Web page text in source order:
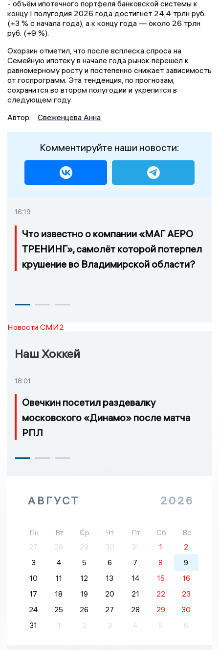
- объём ипотечного портфеля банковской системы к
концу I полугодия 2026 года достигнет 24,4 трлн руб.
(+3 % с начала года), а к концу года — около 26 трлн
руб. (+9 %).
Охорзин отметил, что после всплеска спроса на
Семейную ипотеку в начале года рынок перешёл к
равномерному росту и постепенно снижает зависимость
от госпрограмм. Эта тенденция, по прогнозам,
сохранится во втором полугодии и укрепится в
следующем году.
Автор:
Свеженцева Анна
Комментируйте наши новости:
16:19
Что известно о компании «МАГ АЕРО
ТРЕНИНГ», самолёт которой потерпел
крушение во Владимирской области?
Новости СМИ2
Наш Хоккей
18:01
Овечкин посетил раздевалку
московского «Динамо» после матча
РПЛ
АВГУСТ 2026
Пн Вт Ср Чт Пт Сб
Вс
27
28 29 30 31 1
2
3
4 5 6 7 8
9
10
11 12 13 14 15
16
17
18 19 20 21 22
23
24
25 26 27 28 29
30
31
1 2 3 4 5 6